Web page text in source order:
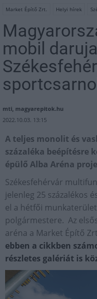
Market Építő Zrt. Helyi hírek
mobil
mti, magyarepitok.hu
2022.10.03. 13:15
A teljes monolit és
százaléka beépítésre
épülő Alba Aréna
Székesfehérvár
jelenleg 25 százalékos
el a hétfői
polgármestere. Az
aréna a Market Építő
ebben a cikkben
részletes galériát is